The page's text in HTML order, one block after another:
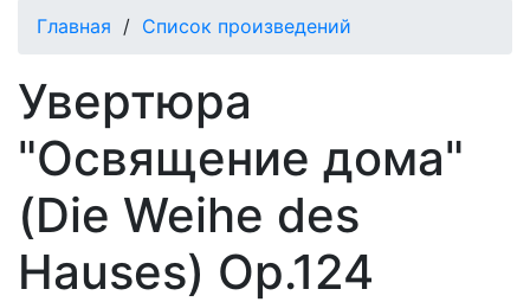
Главная / Список произведений
Увертюра
"Освящение дома"
(Die Weihe des
Hauses) Op.124